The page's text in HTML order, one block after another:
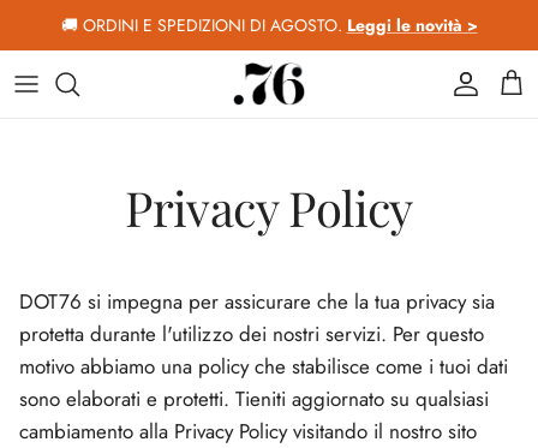
Passa ai contenuti
🚚 ORDINI E SPEDIZIONI DI AGOSTO. Leggi le novità >
Account
Privacy Policy
DOT76 si impegna per assicurare che la tua privacy sia
protetta durante l'utilizzo dei nostri servizi. Per questo
motivo abbiamo una policy che stabilisce come i tuoi dati
sono elaborati e protetti. Tieniti aggiornato su qualsiasi
cambiamento alla Privacy Policy visitando il nostro sito